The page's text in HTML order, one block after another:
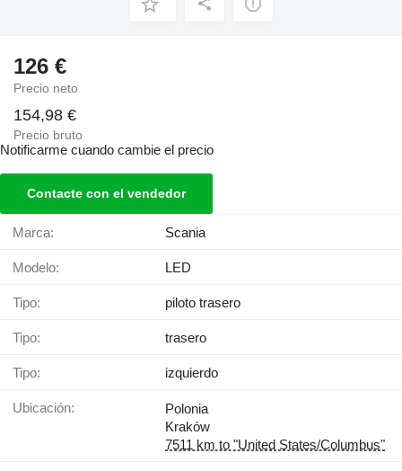
126 €
Precio neto
154,98 €
Precio bruto
Notificarme cuando cambie el precio
Contacte con el vendedor
Marca: Scania
Modelo: LED
Tipo: piloto trasero
Tipo: trasero
Tipo: izquierdo
Ubicación:
Polonia
Kraków
7511 km to "United States/Columbus"